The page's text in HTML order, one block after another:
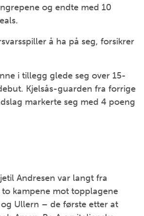
og endte med 10
å ha på seg, forsikrer
i tillegg glede seg over 15-
Kjelsås-guarden fra forrige
markerte seg med 4 poeng
Andresen var langt fra
kampene mot topplagene
Ullern – de første etter at